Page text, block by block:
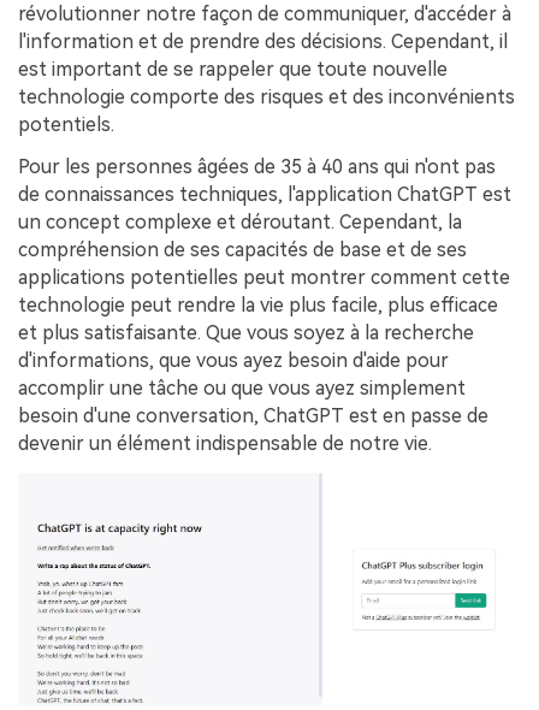
révolutionner notre façon de communiquer, d'accéder à
l'information et de prendre des décisions. Cependant, il
est important de se rappeler que toute nouvelle
technologie comporte des risques et des inconvénients
potentiels.
Pour les personnes âgées de 35 à 40 ans qui n'ont pas
de connaissances techniques, l'application ChatGPT est
un concept complexe et déroutant. Cependant, la
compréhension de ses capacités de base et de ses
applications potentielles peut montrer comment cette
technologie peut rendre la vie plus facile, plus efficace
et plus satisfaisante. Que vous soyez à la recherche
d'informations, que vous ayez besoin d'aide pour
accomplir une tâche ou que vous ayez simplement
besoin d'une conversation, ChatGPT est en passe de
devenir un élément indispensable de notre vie.